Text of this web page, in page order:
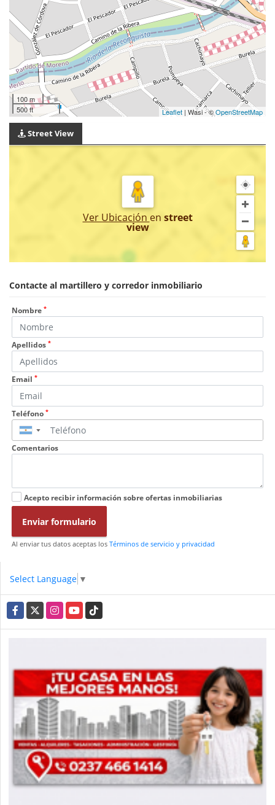
100 m
500 ft
Leaflet | Wasi - ©OpenStreetMap
Street View
Ver Ubicación en street
view
Contacte al martillero y corredor inmobiliario
Nombre *
Apellidos *
Email *
Teléfono *
▼
Comentarios
Acepto recibir información sobre ofertas inmobiliarias
Enviar formulario
Al enviar tus datos aceptas los Términos de servicio y privacidad
Select Language ▼
Facebook
X InstagramYouTubeTikTok